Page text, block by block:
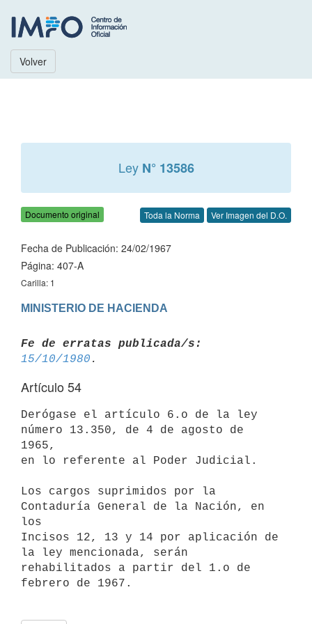
Volver
Ley N° 13586
Documento original Toda la Norma Ver Imagen del D.O.
Fecha de Publicación: 24/02/1967
Página: 407-A
Carilla: 1
MINISTERIO DE HACIENDA
Fe de erratas publicada/s:
15/10/1980
Artículo 54
Derógase el artículo 6.o de la ley
número 13.350, de 4 de agosto de
1965,
en lo referente al Poder Judicial.
Los cargos suprimidos por la
Contaduría General de la Nación, en
los
Incisos 12, 13 y 14 por aplicación de
la ley mencionada, serán
rehabilitados a partir del 1.o de
febrero de 1967.